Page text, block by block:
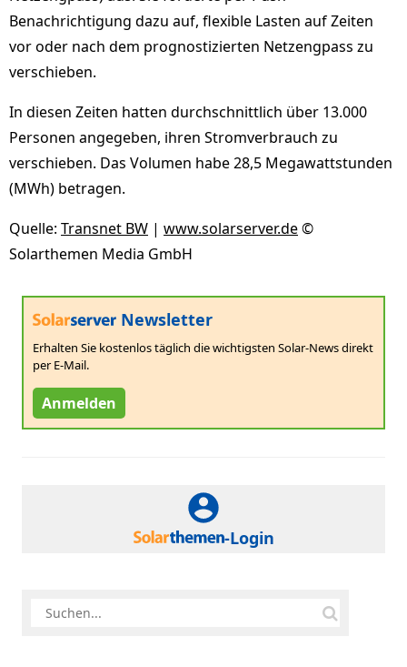
Benachrichtigung dazu auf, flexible Lasten auf Zeiten
vor oder nach dem prognostizierten Netzengpass zu
verschieben.
In diesen Zeiten hatten durchschnittlich über 13.000
Personen angegeben, ihren Stromverbrauch zu
verschieben. Das Volumen habe 28,5 Megawattstunden
(MWh) betragen.
Quelle: Transnet BW | www.solarserver.de©
Solarthemen Media GmbH
Newsletter
Erhalten Sie kostenlos täglich die wichtigsten Solar-News direkt
per E-Mail.
Anmelden
-Login